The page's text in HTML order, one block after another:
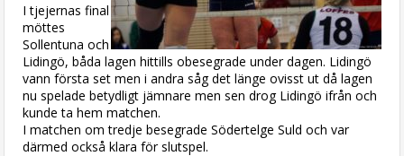
I tjejernas final
möttes
Sollentuna och
Lidingö, båda lagen hittills obesegrade under dagen. Lidingö
vann första set men i andra såg det länge ovisst ut då lagen
nu spelade betydligt jämnare men sen drog Lidingö ifrån och
kunde ta hem matchen.
I matchen om tredje besegrade Södertelge Suld och var
därmed också klara för slutspel.